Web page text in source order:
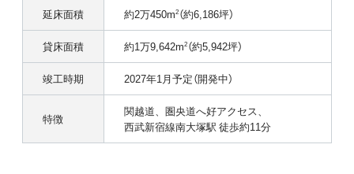
延床面積 約2万450m2（約6,186坪）
貸床面積 約1万9,642m2（約5,942坪）
竣工時期 2027年1月予定（開発中）
特徴
関越道、圏央道へ好アクセス、
西武新宿線南大塚駅 徒歩約11分